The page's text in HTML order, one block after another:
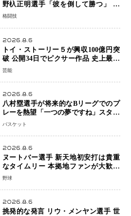
野杁正明選手「彼を倒して勝つ」 リ
ウ・メンヤンとの因縁に決着へ 再起
初戦
格闘技
2026.8.6
トイ・ストーリー５が興収100億円突
破 公開34日でピクサー作品 史上最速
日本歴代シリーズ最高更新も目前
芸能
2026.8.6
八村塁選手が将来的なBリーグでのプ
レーを熱望「一つの夢ですね」スター
帰還がリーグ価値を押し上げる可能性
バスケット
2026.8.6
ヌートバー選手 新天地初安打は貴重
なタイムリー 本拠地ファンが大歓声
笑顔で歓喜
野球
2026.8.6
挑発的な発言 リウ・メンヤン選手 世